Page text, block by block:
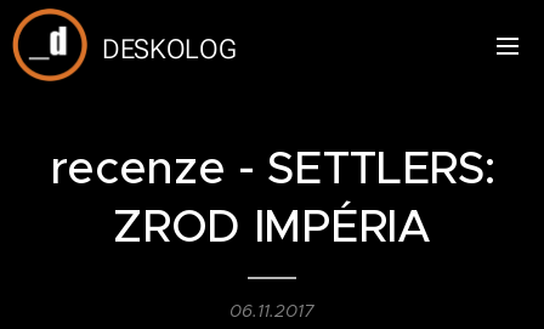
DESKOLOG
recenze - SETTLERS:
ZROD IMPÉRIA
06.11.2017